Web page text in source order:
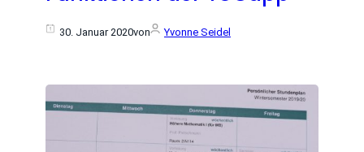
30. Januar 2020von Yvonne Seidel